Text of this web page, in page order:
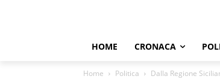
HOME CRONACA
Home Politica Dalla Regione